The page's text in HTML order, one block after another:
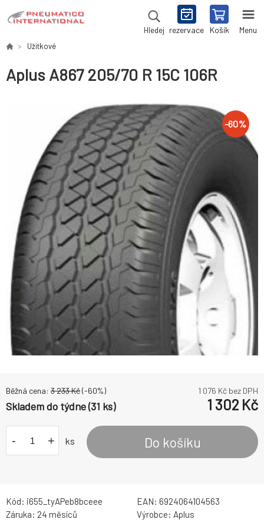
Hledej rezervace Košík Menu
Užitkové
Aplus A867 205/70 R 15C 106R
-60%
Běžná cena: 3 233Kč(-60%) 1 076 Kč bez DPH
Skladem do týdne (31 ks) 1 302 Kč
- + ks Do košíku
Kód: i655_tyAPeb8bceee EAN: 6924064104563
Záruka: 24 měsíců Výrobce: Aplus